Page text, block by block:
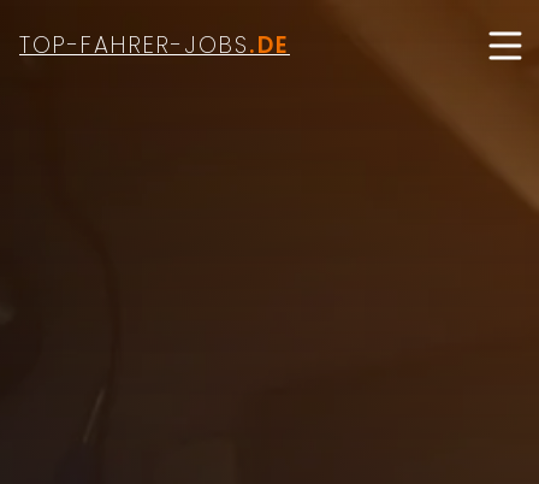
TOP-FAHRER-JOBS.DE